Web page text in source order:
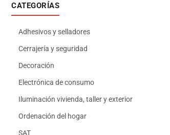
CATEGORÍAS
Adhesivos y selladores
Cerrajería y seguridad
Decoración
Electrónica de consumo
Iluminación vivienda, taller y exterior
Ordenación del hogar
SAT